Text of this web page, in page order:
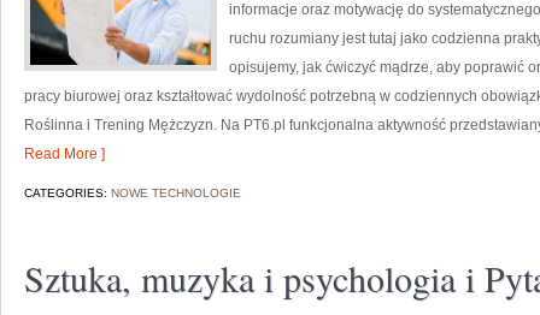
informacje oraz motywację do
ruchu rozumiany jest tutaj jako codzienna
opisujemy, jak ćwiczyć mądrze, aby poprawić
pracy biurowej oraz kształtować wydolność potrzebną w codziennych
Roślinna i Trening Mężczyzn. Na PT6.pl funkcjonalna aktywność
Read More ]
CATEGORIES: NOWE TECHNOLOGIE
Sztuka, muzyka i psychologia i